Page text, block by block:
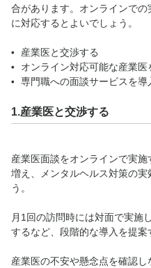
合があります。オンラインで
に対応するとよいでしょう。
産業医と交渉する
オンライン対応可能な産業医
専門職への面談サービスを導
1.産業医と交渉する
産業医面談をオンラインで実
増え、メンタルヘルス対策の
う。
月1回の訪問時には対面で実施
するなど、段階的な導入を提案
産業医の不安や懸念点を確認